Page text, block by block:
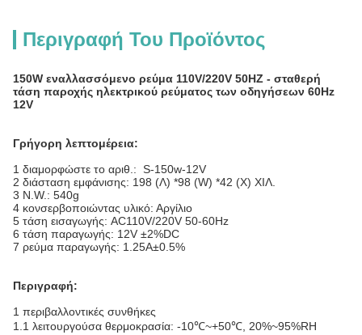
Περιγραφή Του Προϊόντος
150W εναλλασσόμενο ρεύμα 110V/220V 50HZ - σταθερή
τάση παροχής ηλεκτρικού ρεύματος των οδηγήσεων 60Hz
12V
Γρήγορη λεπτομέρεια:
1 διαμορφώστε το αριθ.: S-150w-12V
2 διάσταση εμφάνισης: 198 (Λ) *98 (W) *42 (Χ) ΧΙΛ.
3 N.W.: 540g
4 κονσερβοποιώντας υλικό: Αργίλιο
5 τάση εισαγωγής: AC110V/220V 50-60Hz
6 τάση παραγωγής: 12V ±2%DC
7 ρεύμα παραγωγής: 1.25A±0.5%
Περιγραφή:
1 περιβαλλοντικές συνθήκες
1.1 λειτουργούσα θερμοκρασία: -10℃~+50℃, 20%~95%RH